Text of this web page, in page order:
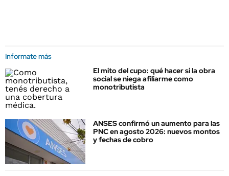
Informate más
El mito del cupo: qué hacer si la obra
social se niega afiliarme como
monotributista
ANSES confirmó un aumento para las
PNC en agosto 2026: nuevos montos
y fechas de cobro